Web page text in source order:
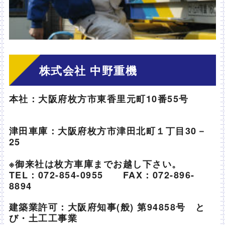
株式会社 中野重機
本社：大阪府枚方市東香里元町10番55号
津田車庫：大阪府枚方市津田北町１丁目30－
25
※御来社は枚方車庫までお越し下さい。
TEL：072-854-0955 FAX：072-896-
8894
建築業許可：大阪府知事(般) 第94858号 と
び・土工工事業